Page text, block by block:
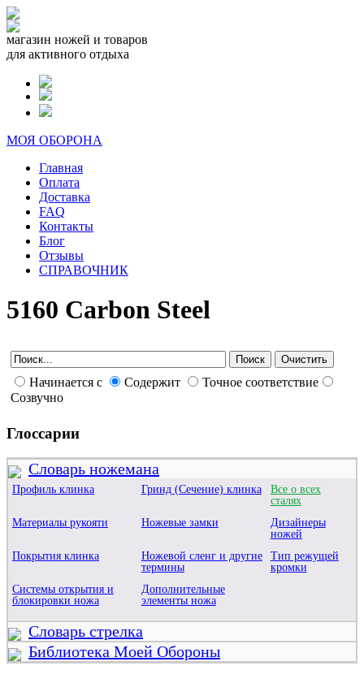
магазин ножей и товаров
для активного отдыха
МОЯ ОБОРОНА
Главная
Оплата
Доставка
FAQ
Контакты
Блог
Отзывы
СПРАВОЧНИК
5160 Carbon Steel
Начинается с Содержит
Точное соответствие
Созвучно
Глоссарии
Словарь ножемана
Профиль клинка Гринд (Сечение) клинка Все о всех
сталях
Материалы рукояти Ножевые замки Дизайнеры
ножей
Покрытия клинка Ножевой сленг и другие
термины
Тип режущей
кромки
Системы открытия и
блокировки ножа
Дополнительные
элементы ножа
Словарь стрелка
Библиотека Моей Обороны